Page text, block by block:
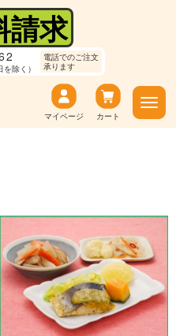
請求
除く）
電話でのご注文
承ります
マイページ カート